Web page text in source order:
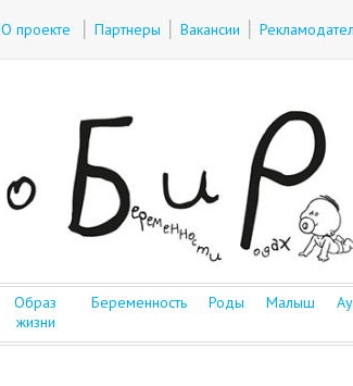
О проекте Партнеры Вакансии
Образ
жизни
Беременность Роды Малыш